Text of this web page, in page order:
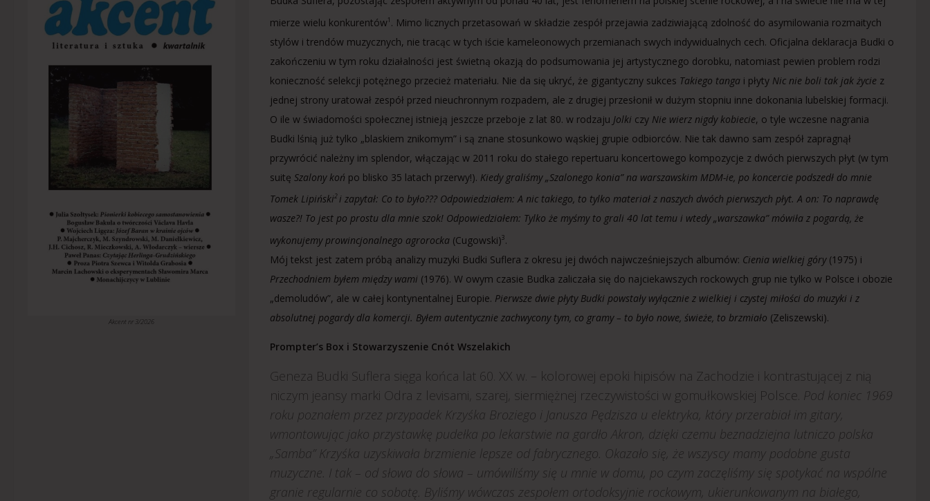
mierze wielu konkurentów1 . Mimo licznych przetasowań w składzie zespół przejawia zadziwiającą zdolność do asymilowania rozmaitych
stylów i trendów muzycznych, nie tracąc w tych iście kameleonowych przemianach swych indywidualnych cech. Oficjalna deklaracja Budki o
zakończeniu w tym roku działalności jest świetną okazją do podsumowania jej artystycznego dorobku, natomiast pewien problem rodzi
konieczność selekcji potężnego przecież materiału. Nie da się ukryć, że gigantyczny sukces Takiego tanga i płyty Nic nie boli tak jak życie z
jednej strony uratował zespół przed nieuchronnym rozpadem, ale z drugiej przesłonił w dużym stopniu inne dokonania lubelskiej formacji.
O ile w świadomości społecznej istnieją jeszcze przeboje z lat 80. w rodzaju Jolki czy Nie wierz nigdy kobiecie, o tyle wczesne nagrania
Budki lśnią już tylko „blaskiem znikomym” i są znane stosunkowo wąskiej grupie odbiorców. Nie tak dawno sam zespół zapragnął
przywrócić należny im splendor, włączając w 2011 roku do stałego repertuaru koncertowego kompozycje z dwóch pierwszych płyt (w tym
suitę Szalony koń po blisko 35 latach przerwy!). Kiedy graliśmy „Szalonego konia” na warszawskim MDM-ie, po koncercie podszedł do mnie
Tomek Lipiński2i zapytał: Co to było??? Odpowiedziałem: A nic takiego, to tylko materiał z naszych dwóch pierwszych płyt. A on: To naprawdę
wasze?! To jest po prostu dla mnie szok! Odpowiedziałem: Tylko że myśmy to grali 40 lat temu i wtedy „warszawka” mówiła z pogardą, że
wykonujemy prowincjonalnego agrorocka (Cugowski)3.
Mój tekst jest zatem próbą analizy muzyki Budki Suflera z okresu jej dwóch najwcześniejszych albumów: Cienia wielkiej góry(1975) i
Przechodniem byłem między wami (1976). W owym czasie Budka zaliczała się do najciekawszych rockowych grup nie tylko w Polsce i obozie
„demoludów”, ale w całej kontynentalnej Europie. Pierwsze dwie płyty Budki powstały wyłącznie z wielkiej i czystej miłości do muzyki i z
absolutnej pogardy dla komercji. Byłem autentycznie zachwycony tym, co gramy – to było nowe, świeże, to brzmiało (Zeliszewski).
Prompter’s Box i Stowarzyszenie Cnót Wszelakich
Geneza Budki Suflera sięga końca lat 60. XX w. – kolorowej epoki hipisów na Zachodzie i kontrastującej z nią
niczym jeansy marki Odra z levisami, szarej, siermiężnej rzeczywistości w gomułkowskiej Polsce. Pod koniec 1969
roku poznałem przez przypadek Krzyśka Broziego i Janusza Pędzisza u elektryka, który przerabiał im gitary,
wmontowując jako przystawkę pudełka po lekarstwie na gardło Akron, dzięki czemu beznadziejna lutniczo polska
„Samba” Krzyśka uzyskiwała brzmienie lepsze od fabrycznego. Okazało się, że wszyscy mamy podobne gusta
muzyczne. I tak – od słowa do słowa – umówiliśmy się u mnie w domu, po czym zaczęliśmy się spotykać na wspólne
granie regularnie co sobotę. Byliśmy wówczas zespołem ortodoksyjnie rockowym, ukierunkowanym na białego,
Akcent nr 3/2026